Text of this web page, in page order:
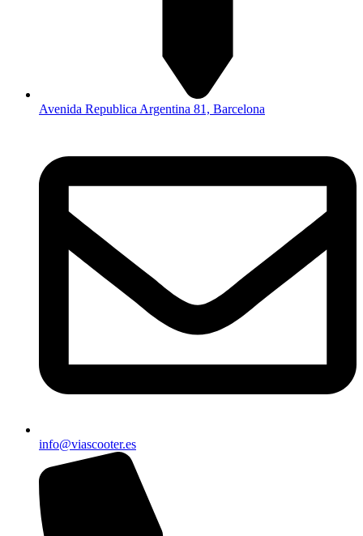
Avenida Republica Argentina 81, Barcelona
info@viascooter.es